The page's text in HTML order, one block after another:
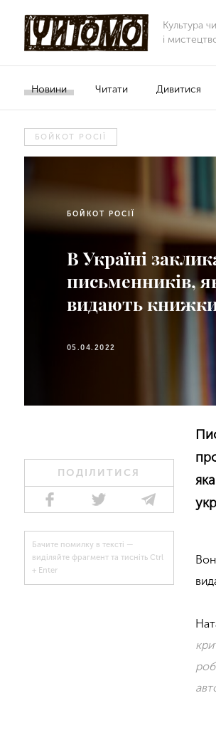
Культура
і
Новини Читати Дивитися
БОЙКОТ РОСІЇ
БОЙКОТ РОСІЇ
В Україні
письменників,
видають книжки
05.04.2022
ПОДІЛИТИСЯ
Бачите помилку в тексті —
виділяйте фрагмент та тисніть Ctrl
+ Enter